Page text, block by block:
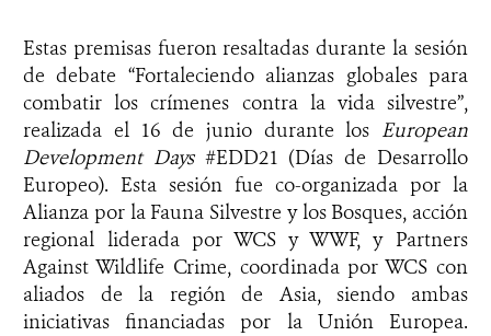
Estas premisas fueron resaltadas durante la sesión
de debate “Fortaleciendo alianzas globales para
combatir los crímenes contra la vida silvestre”,
realizada el 16 de junio durante los European
Development Days#EDD21 (Días de Desarrollo
Europeo). Esta sesión fue co-organizada por la
Alianza por la Fauna Silvestre y los Bosques, acción
regional liderada por WCS y WWF, y Partners
Against Wildlife Crime, coordinada por WCS con
aliados de la región de Asia, siendo ambas
iniciativas financiadas por la Unión Europea.